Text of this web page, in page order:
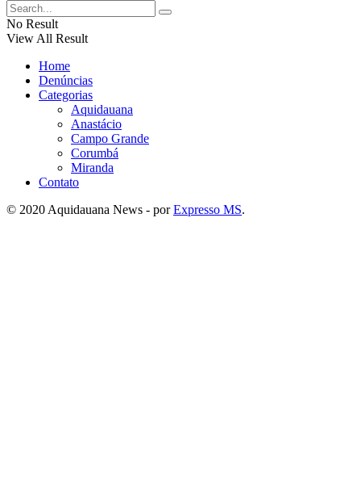
No Result
View All Result
Home
Denúncias
Categorias
Aquidauana
Anastácio
Campo Grande
Corumbá
Miranda
Contato
© 2020 Aquidauana News - porExpresso MS.